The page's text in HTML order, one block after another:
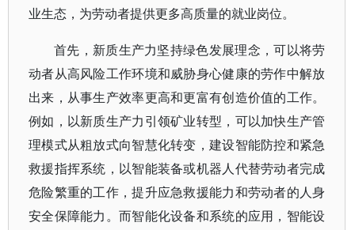
业生态，为劳动者提供更多高质量的就业岗位。
首先，新质生产力坚持绿色发展理念，可以将劳
动者从高风险工作环境和威胁身心健康的劳作中解放
出来，从事生产效率更高和更富有创造价值的工作。
例如，以新质生产力引领矿业转型，可以加快生产管
理模式从粗放式向智慧化转变，建设智能防控和紧急
救援指挥系统，以智能装备或机器人代替劳动者完成
危险繁重的工作，提升应急救援能力和劳动者的人身
安全保障能力。而智能化设备和系统的应用，智能设